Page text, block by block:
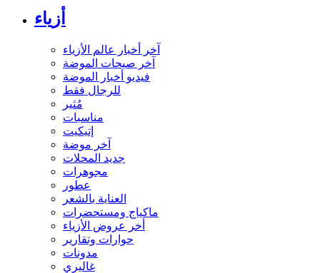
أزياء
آخر أخبار عالم الأزياء
آخر صيحات الموضة
فيديو أخبار الموضة
للرجال فقط
مُثير
مناسبات
إتيكيت
آخر موضة
جديد المحلات
مجوهرات
عطور
العناية بالشعر
ماكياج ومستحضرات
أخر عروض الأزياء
حوارات وتقارير
مدونات
غاليري